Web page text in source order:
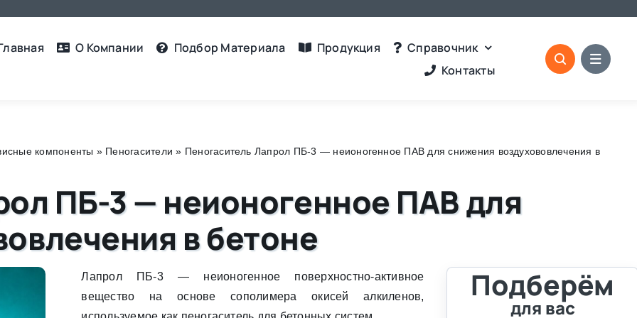
О Компании Подбор Материалa Продукция
Справочник
Контакты
компоненты » Пеногасители » Пеногаситель Лапрол ПБ-3 — неионогенное ПАВ для снижения воздухововлечения в
ПБ-3 — неионогенное ПАВ для
в бетоне
Лапрол ПБ-3 — неионогенное поверхностно-активное
вещество на основе сополимера окисей алкиленов,
Подберём
для вас